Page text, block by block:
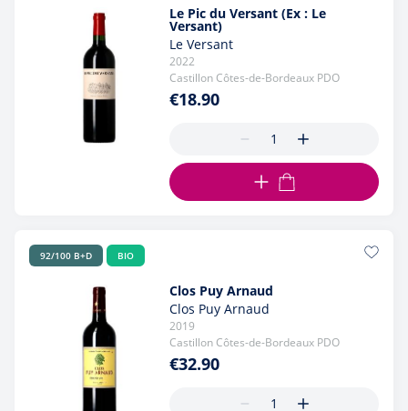
Le Pic du Versant (Ex : Le
Versant)
Le Versant
2022
Castillon Côtes-de-Bordeaux PDO
€18.90
ADD TO CART
92/100 B+D BIO
Clos Puy Arnaud
Clos Puy Arnaud
2019
Castillon Côtes-de-Bordeaux PDO
€32.90